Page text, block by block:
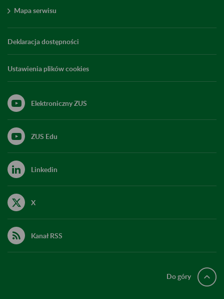
Mapa serwisu
Deklaracja dostępności
Ustawienia plików cookies
Elektroniczny ZUS
ZUS Edu
Linkedin
X
Kanał RSS
Do góry